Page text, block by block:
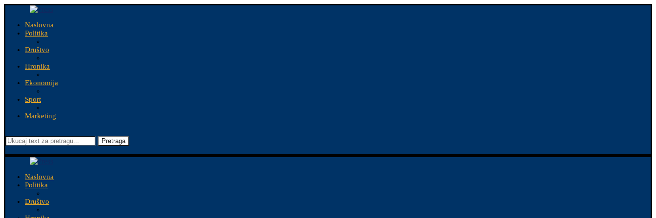
Naslovna
Politika
Društvo
Hronika
Ekonomija
Sport
Marketing
Pretraga
Naslovna
Politika
Društvo